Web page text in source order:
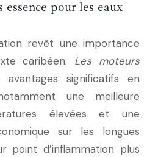
pour les eaux
revêt une importance
caribéen. Les moteurs
significatifs en
une meilleure
élevées et une
sur les longues
point d’inflammation plus